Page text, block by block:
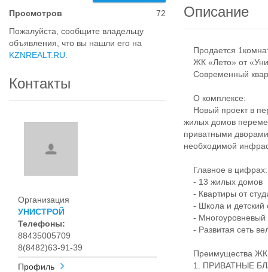
Просмотров
72
Пожалуйста, сообщите владельцу
объявления, что вы нашли его на
KZNREALT.RU
Контакты
Организация
УНИСТРОЙ
Телефоны:
88435005709
8(8482)63-91-39
Профиль
Описание
Продается
ЖК «Лето» от
Современный
О комплексе:
Новый проект в
жилых домов
приватными
необходимой
Главное в цифрах:
- 13 жилых домов
- Квартиры от
- Школа и детский
- Многоуровневый
- Развитая сеть
Преимущества ЖК
1. ПРИВАТНЫЕ